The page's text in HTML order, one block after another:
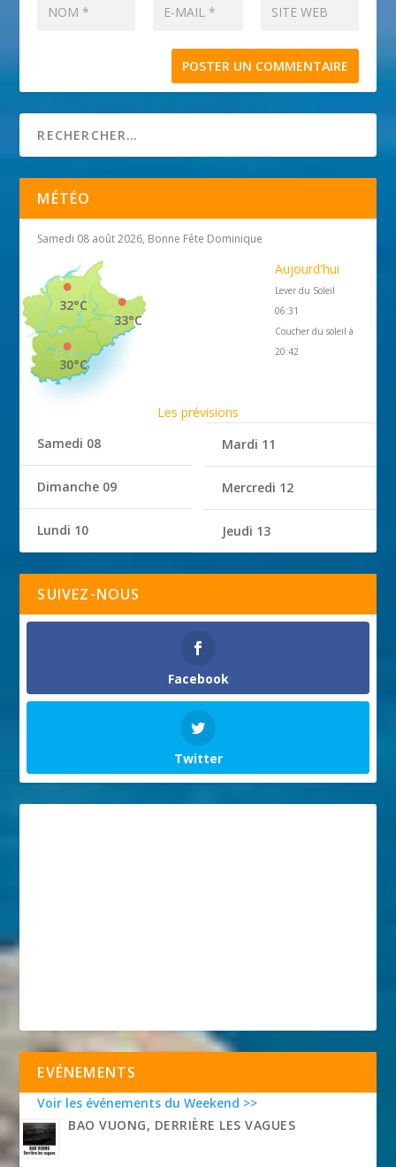
MÉTÉO
Samedi 08 août 2026, Bonne Fête Dominique
33°C
32°C
30°C
Aujourd'hui
Lever du Soleil
06:31
Coucher du soleil à
20:42
Les prévisions
Samedi 08
Dimanche 09
Lundi 10
Mardi 11
Mercredi 12
Jeudi 13
SUIVEZ-NOUS
Facebook
Twitter
EVÉNEMENTS
Voir les événements du Weekend >>
BAO VUONG, DERRIÈRE LES VAGUES